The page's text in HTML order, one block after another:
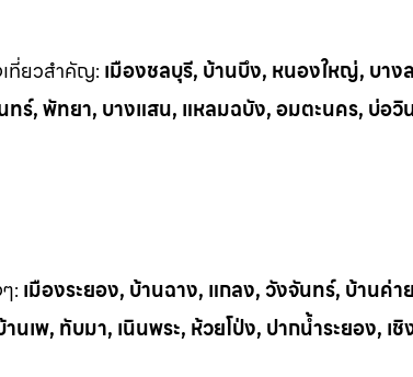
ที่ยวสำคัญ: เมืองชลบุรี, บ้านบึง, หนองใหญ่, บาง
ร์, พัทยา, บางแสน, แหลมฉบัง, อมตะนคร, บ่อวิ
: เมืองระยอง, บ้านฉาง, แกลง, วังจันทร์, บ้านค่
นเพ, ทับมา, เนินพระ, หวยโป่ง, ปากน้ำระยอง, เชิ